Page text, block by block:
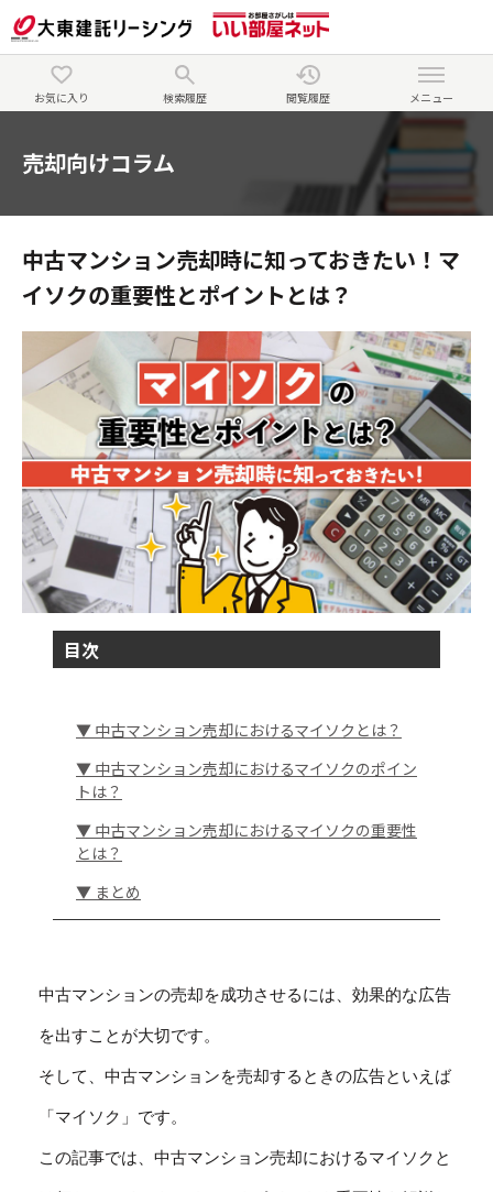
お気に入り 検索履歴 閲覧履歴 メニュー
売却向けコラム
中古マンション売却時に知っておきたい！マ
イソクの重要性とポイントとは？
目次
▼ 中古マンション売却におけるマイソクとは？
▼ 中古マンション売却におけるマイソクのポイン
トは？
▼ 中古マンション売却におけるマイソクの重要性
とは？
▼ まとめ
中古マンションの売却を成功させるには、効果的な広告
を出すことが大切です。
そして、中古マンションを売却するときの広告といえば
「マイソク」です。
この記事では、中古マンション売却におけるマイソクと